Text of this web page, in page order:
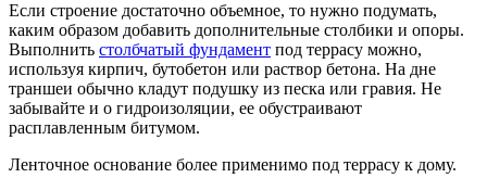
Если строение достаточно объемное, то нужно подумать,
каким образом добавить дополнительные столбики и опоры.
Выполнить столбчатый фундамент под террасу можно,
используя кирпич, бутобетон или раствор бетона. На дне
траншеи обычно кладут подушку из песка или гравия. Не
забывайте и о гидроизоляции, ее обустраивают
расплавленным битумом.
Ленточное основание более применимо под террасу к дому.